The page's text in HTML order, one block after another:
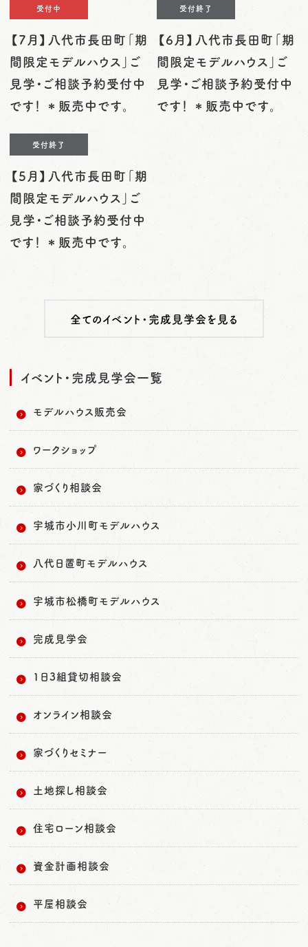
受付中
【7月】八代市長田町「期
間限定モデルハウス」ご
見学・ご相談予約受付中
です！ ＊販売中です。
受付終了
【6月】八代市長田町「期
間限定モデルハウス」ご
見学・ご相談予約受付中
です！ ＊販売中です。
受付終了
【5月】八代市長田町「期
間限定モデルハウス」ご
見学・ご相談予約受付中
です！ ＊販売中です。
全てのイベント・完成見学会を見る
イベント・完成見学会一覧
モデルハウス販売会
ワークショップ
家づくり相談会
宇城市小川町モデルハウス
八代日置町モデルハウス
宇城市松橋町モデルハウス
完成見学会
1日3組貸切相談会
オンライン相談会
家づくりセミナー
土地探し相談会
住宅ローン相談会
資金計画相談会
平屋相談会